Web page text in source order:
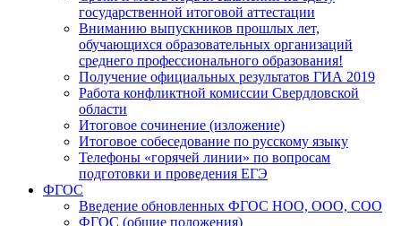
государственной итоговой аттестации
Вниманию выпускников прошлых лет,
обучающихся образовательных организаций
среднего профессионального образования!
Получение официальных результатов ГИА 2019
Работа конфликтной комиссии Свердловской
области
Итоговое сочинение (изложение)
Итоговое собеседование по русскому языку
Телефоны «горячей линии» по вопросам
подготовки и проведения ЕГЭ
ФГОС
Введение обновленных ФГОС НОО, ООО, СОО
ФГОС (общие положения)